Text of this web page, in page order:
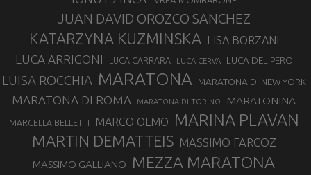
JUAN DAVID OROZCO SANCHEZ
KATARZYNA KUZMINSKA LISA BORZANI
LUCA ARRIGONI LUCA CARRARA LUCA CERVA LUCA DEL PERO
LUISA ROCCHIA MARATONA MARATONA DI NEW YORK
MARATONA DI ROMA MARATONA DI TORINO MARATONINA
MARCELLA BELLETTI MARCO OLMO MARINA PLAVAN
MARTIN DEMATTEIS MASSIMO FARCOZ
MASSIMO GALLIANO MEZZA MARATONA